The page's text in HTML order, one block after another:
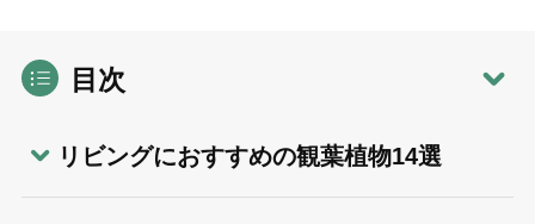
目次
リビングにおすすめの観葉植物14選